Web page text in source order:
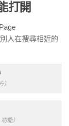
打開
人在搜尋相近的
能）